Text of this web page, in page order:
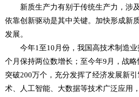
新质生产力有别于传统生产力，涉及
依靠创新驱动是其中关键。加快形成新
发展。
今年1至10月份，我国高技术制造业
个月保持两位数增长；至今年9月，战
突破200万个，充分发挥了经济发展新
术、人工智能、大数据等技术广泛应用